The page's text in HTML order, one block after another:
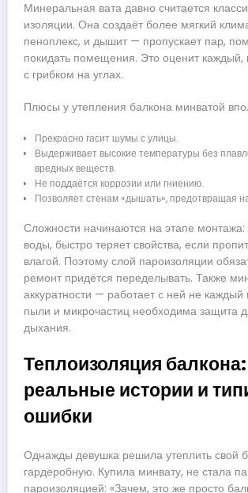
Минеральная вата давно считается
изоляции. Она создаёт более мягкий
пеноплекс, и дышит — пропускает пар,
покидать помещения. Это оценит каждый,
с грибком на углах.
Плюсы у утепления балкона минватой
Прекрасно гасит шумы с улицы.
Выдерживает высокие температуры без
вредных веществ.
Не поддаётся коррозии или гниению.
Позволяет стенам «дышать», предотвращая
Сложности начинаются на этапе монтажа:
воды, быстро теряет свойства, если
влагой. Поэтому слой пароизоляции
ремонт придётся переделывать. Также
аккуратности — работает с ней не каждый
пыли и микрочастиц необходима защита
дыхания.
Теплоизоляция балкона:
реальные истории и
ошибки
Однажды девушка решила утеплить свой
гардеробную. Купила минвату, не стала
пароизоляцией: «Зачем, это же просто